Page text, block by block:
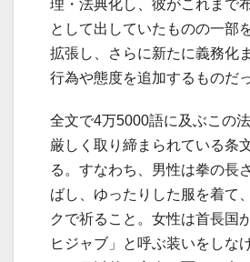
理・法典化し、彼がこれまで
として出していたものの一部
拡張し、さらに新たに義務化
行為や態度を追加するものだっ
全文で4万5000語に及ぶこの
厳しく取り締まられている条
る。すなわち、男性は拳の長
ばし、ゆったりした服を着て
クで祈ること。女性は首長国
ヒジャブ」と呼ぶ装いをしな